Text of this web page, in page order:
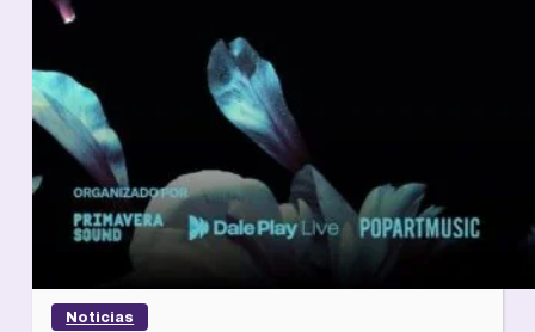
Noticias